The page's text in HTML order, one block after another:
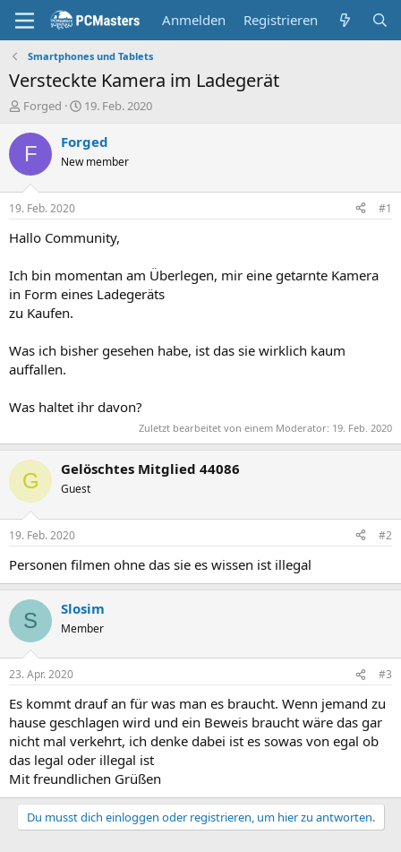
Anmelden Registrieren
Smartphones und Tablets
Versteckte Kamera im Ladegerät
E
s
e
r
Forged
E
s
t
e
t
a
19. Feb. 2020
F Forged
New member
19. Feb. 2020 #1
Hallo Community,
Ich bin momentan am Überlegen, mir eine getarnte Kamera
in Form eines Ladegeräts
zu Kaufen.
Was ich bisher gesehen habe, ist das sie wirklich kaum
auffallen.
Was haltet ihr davon?
Zuletzt bearbeitet von einem Moderator: 19. Feb. 2020
G Gelöschtes Mitglied 44086
Guest
19. Feb. 2020 #2
Personen filmen ohne das sie es wissen ist illegal
S Slosim
Member
23. Apr. 2020 #3
Es kommt drauf an für was man es braucht. Wenn jemand zu
hause geschlagen wird und ein Beweis braucht wäre das gar
nicht mal verkehrt, ich denke dabei ist es sowas von egal ob
das legal oder illegal ist
Mit freundlichen Grüßen
Du musst dich einloggen oder registrieren, um hier zu antworten.